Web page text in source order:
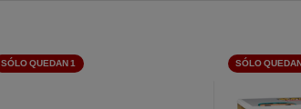
SÓLO QUEDAN 1 SÓLO